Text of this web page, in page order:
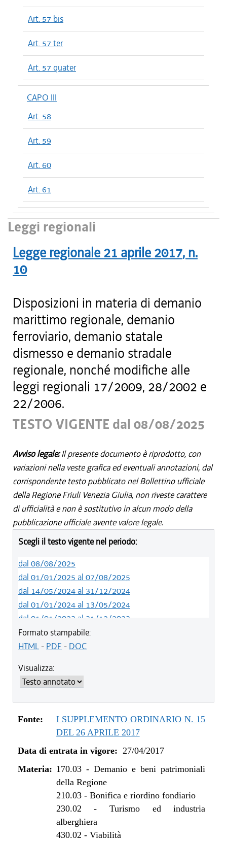
Art. 57 bis
Art. 57 ter
Art. 57 quater
CAPO III
Art. 58
Art. 59
Art. 60
Art. 61
Leggi regionali
Legge regionale 21 aprile 2017, n.
10
Disposizioni in materia di demanio
marittimo regionale, demanio
ferroviario, demanio statale
dismesso e demanio stradale
regionale, nonché modifiche alle
leggi regionali 17/2009, 28/2002 e
22/2006.
TESTO VIGENTE dal 08/08/2025
Avviso legale:Il presente documento è riprodotto, con
variazioni nella veste grafica ed eventuali annotazioni, dal
corrispondente testo pubblicato nel Bollettino ufficiale
della Regione Friuli Venezia Giulia, non riveste carattere
di ufficialità e non è sostitutivo in alcun modo della
pubblicazione ufficiale avente valore legale.
Scegli il testo vigente nel periodo:
dal 08/08/2025
dal 01/01/2025 al 07/08/2025
dal 14/05/2024 al 31/12/2024
dal 01/01/2024 al 13/05/2024
dal 01/01/2023 al 31/12/2023
dal 09/08/2022 al 31/12/2022
dal 20/05/2021 al 31/12/2021
dal 01/01/2020 al 20/05/2020
dal 10/08/2019 al 31/12/2019
dal 16/08/2018 al 09/08/2019
dal 07/06/2018 al 15/08/2018
dal 11/11/2017 al 06/06/2018
dal 27/04/2017 al 09/08/2017
Formato stampabile:
HTML- PDF - DOC
Visualizza:
Fonte:
I SUPPLEMENTO ORDINARIO N. 15
DEL 26 APRILE 2017
Data di entrata in vigore: 27/04/2017
Materia: 170.03- Demanio e beni patrimoniali
della Regione
210.03- Bonifica e riordino fondiario
230.02 -Turismo ed industria
alberghiera
430.02 - Viabilità